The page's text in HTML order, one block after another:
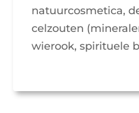
natuurcosmetica,
celzouten
wierook, spirituele